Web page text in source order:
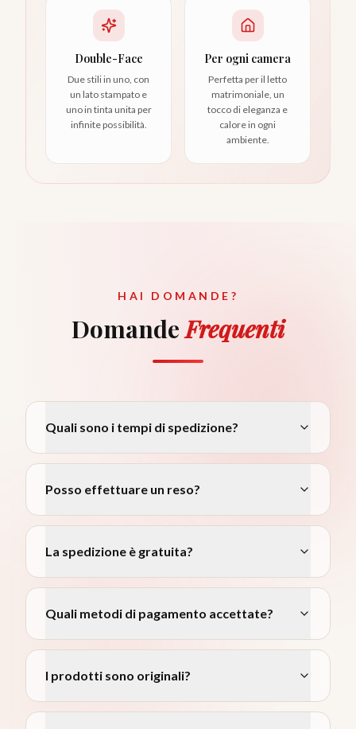
Double-Face
Due stili in uno, con
un lato stampato e
uno in tinta unita per
infinite possibilità.
Per ogni camera
Perfetta per il letto
matrimoniale, un
tocco di eleganza e
calore in ogni
ambiente.
HAI DOMANDE?
DomandeFrequenti
Quali sono i tempi di spedizione?
Posso effettuare un reso?
La spedizione è gratuita?
Quali metodi di pagamento accettate?
I prodotti sono originali?